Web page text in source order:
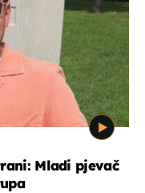
Mladi pjevač